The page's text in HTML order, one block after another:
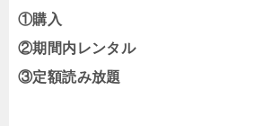
①購入
②期間内レンタル
③定額読み放題